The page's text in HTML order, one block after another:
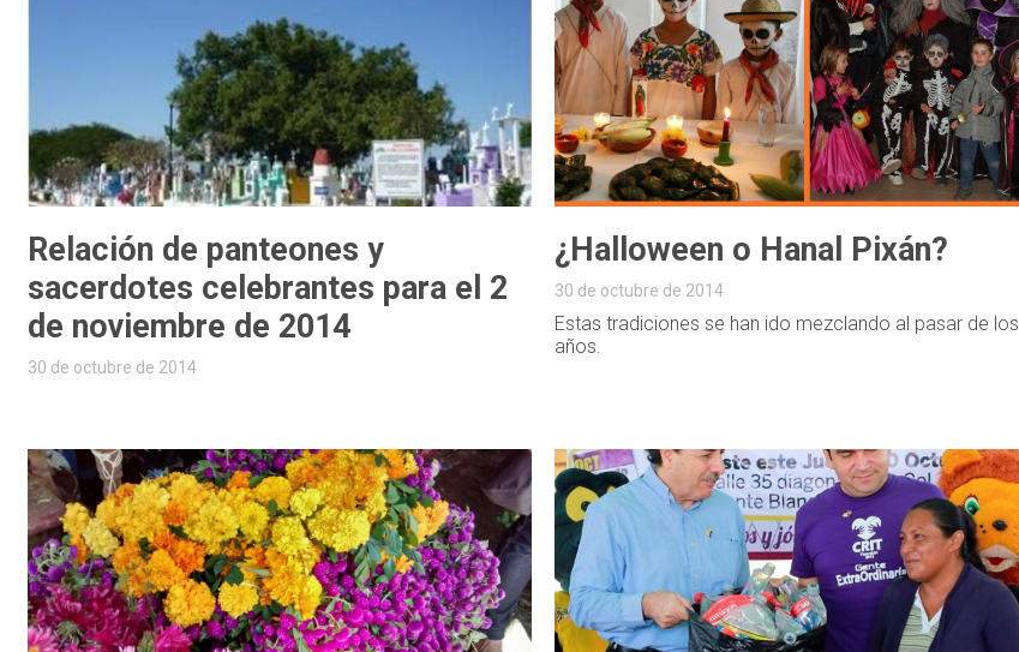
Relación de panteones y
sacerdotes celebrantes para el 2
de noviembre de 2014
30 de octubre de 2014
¿Halloween o Hanal Pixán?
30 de octubre de 2014
Estas tradiciones se han ido mezclando al pasar de los
años.